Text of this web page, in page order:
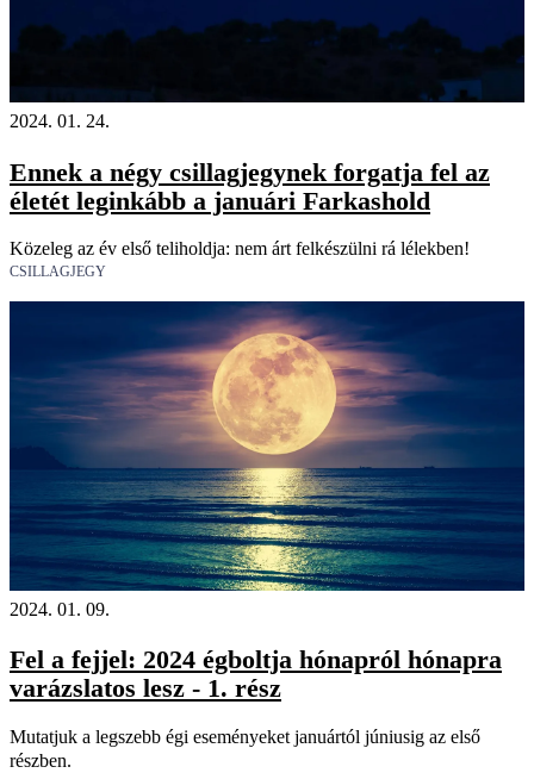
2024. 01. 24.
Ennek a négy csillagjegynek forgatja fel az
életét leginkább a januári Farkashold
Közeleg az év első teliholdja: nem árt felkészülni rá lélekben!
CSILLAGJEGY
2024. 01. 09.
Fel a fejjel: 2024 égboltja hónapról hónapra
varázslatos lesz - 1. rész
Mutatjuk a legszebb égi eseményeket januártól júniusig az első
részben.